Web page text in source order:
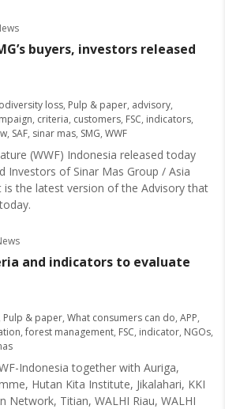
buyers, investors released
loss, Pulp & paper, advisory,
, criteria, customers, FSC, indicators,
, SAF, sinar mas, SMG, WWF
(WWF) Indonesia released today
Investors of Sinar Mas Group / Asia
is the latest version of the Advisory that
and indicators to evaluate
Pulp & paper, What consumers can do, APP,
, forest management, FSC, indicator, NGOs,
Indonesia together with Auriga,
Hutan Kita Institute, Jikalahari, KKI
Network, Titian, WALHI Riau, WALHI